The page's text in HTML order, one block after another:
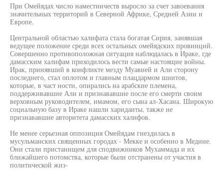
При Омейядах число наместничеств выросло за счет завоевания
значительных территорий в Северной Африке, Средней Азии и
Европе.
Центральной областью халифата стала богатая Сирия, занявшая
ведущее положение среди всех остальных омейядских провинций.
Совершенно противоположная ситуация наблюдалась в Ираке, где
дамасским халифам приходилось вести самые настоящие войны.
Ирак, принявший в конфликте мезду Муавией и Али сторону
последнего, стал оплотом и главным плацдармом шиитов,
которые, в част ности, опирались на арабские племена,
поддерживавшие Али и признававшие после его смерти своим
верховным руководителем, имамом, его сына ал-Хасана. Широкую
социальную базу в Ираке нашли харидаиты, также не
признававшие авторитета дамасских халифов.
Не менее серьезная оппозиция Омейядам гнездилась в
мусульманских священных городах - Мекке и особенно в Медине.
Они стали пристанищем для сподвижников Мухаммада и их
ближайшего потомства, которые были отстранены от участия в
политической жиз-